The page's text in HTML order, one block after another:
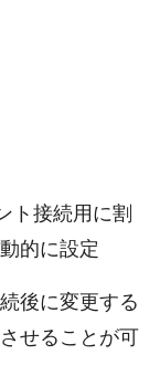
ト接続用に割
的に設定
後に変更する
せることが可